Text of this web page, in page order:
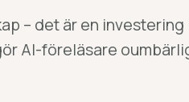
– det är en investering
AI-föreläsare